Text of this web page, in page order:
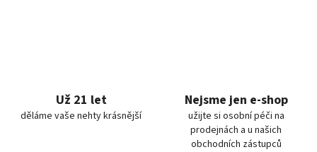
Už 21 let
děláme vaše nehty krásnější
Nejsme jen e-shop
užijte si osobní péči na
prodejnách a u našich
obchodních zástupců